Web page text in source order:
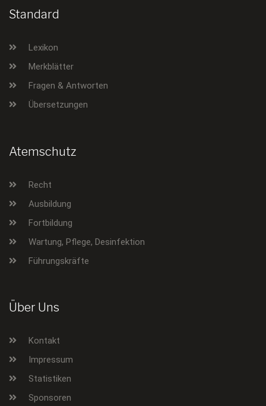
Standard
Lexikon
Merkblätter
Fragen & Antworten
Übersetzungen
Atemschutz
Recht
Ausbildung
Fortbildung
Wartung, Pflege, Desinfektion
Führungskräfte
Über Uns
Kontakt
Impressum
Statistiken
Sponsoren